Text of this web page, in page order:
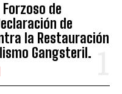
de
de
la Restauración
Gangsteril.